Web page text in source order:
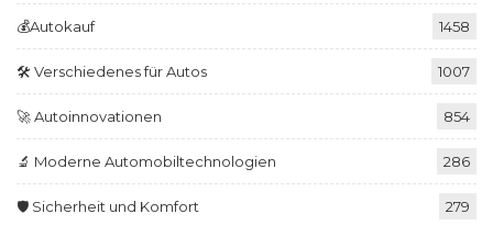
💰Autokauf 1458
🛠️ Verschiedenes für Autos 1007
🚀 Autoinnovationen 854
🔬 Moderne Automobiltechnologien 286
🛡️ Sicherheit und Komfort 279